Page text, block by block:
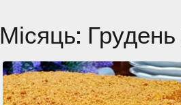
Місяць: